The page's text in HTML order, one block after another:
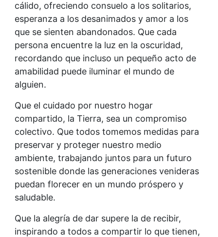
cálido, ofreciendo consuelo a los solitarios,
esperanza a los desanimados y amor a los
que se sienten abandonados. Que cada
persona encuentre la luz en la oscuridad,
recordando que incluso un pequeño acto de
amabilidad puede iluminar el mundo de
alguien.
Que el cuidado por nuestro hogar
compartido, la Tierra, sea un compromiso
colectivo. Que todos tomemos medidas para
preservar y proteger nuestro medio
ambiente, trabajando juntos para un futuro
sostenible donde las generaciones venideras
puedan florecer en un mundo próspero y
saludable.
Que la alegría de dar supere la de recibir,
inspirando a todos a compartir lo que tienen,